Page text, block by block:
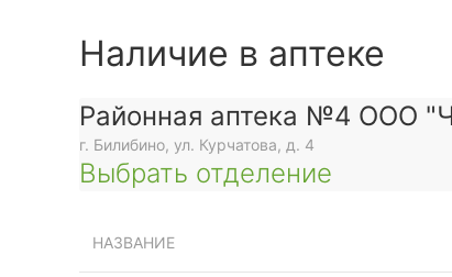
Наличие в аптеке
Районная аптека №4 ООО
г. Билибино, ул. Курчатова, д. 4
Выбрать отделение
НАЗВАНИЕ